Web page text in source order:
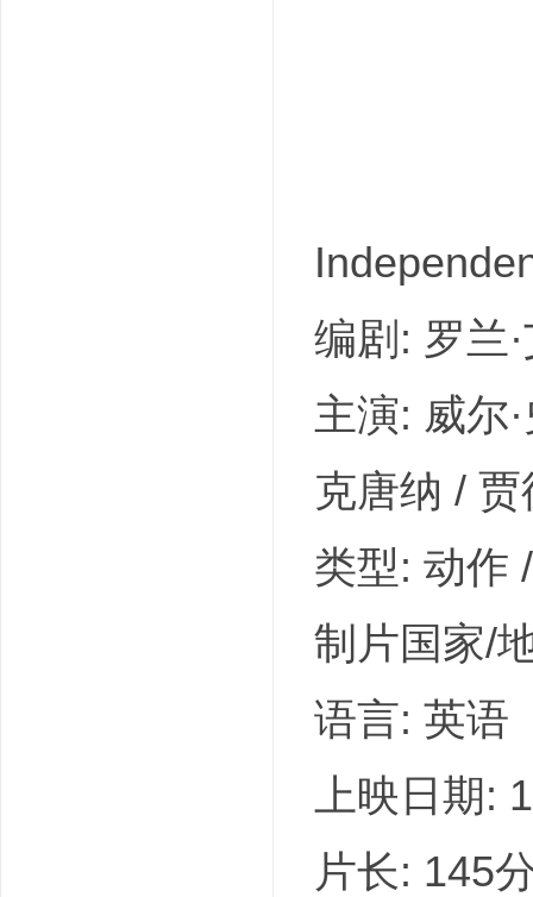
编剧: 罗兰
主演: 威尔
克唐纳 / 贾
类型: 动作
制片国家/
语言: 英语
上映日期:
片长: 145